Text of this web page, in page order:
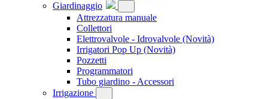
Giardinaggio
Attrezzatura manuale
Collettori
Elettrovalvole - Idrovalvole (Novità)
Irrigatori Pop Up (Novità)
Pozzetti
Programmatori
Tubo giardino - Accessori
Irrigazione